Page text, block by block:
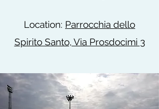
Location: Parrocchia dello
Spirito Santo, Via Prosdocimi 3